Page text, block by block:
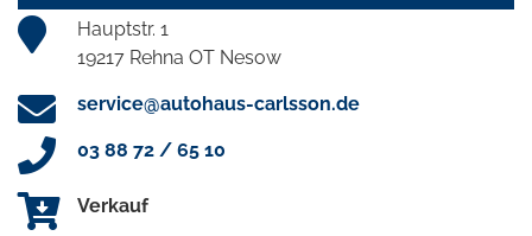
Hauptstr. 1
19217 Rehna OT Nesow
service@autohaus-carlsson.de
03 88 72 / 65 10
Verkauf